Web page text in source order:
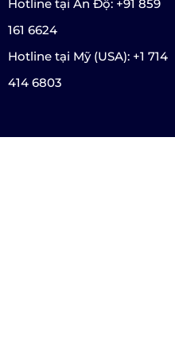
Hotline tại Ấn Độ: +91 859
161 6624
Hotline tại Mỹ (USA): +1 714
414 6803